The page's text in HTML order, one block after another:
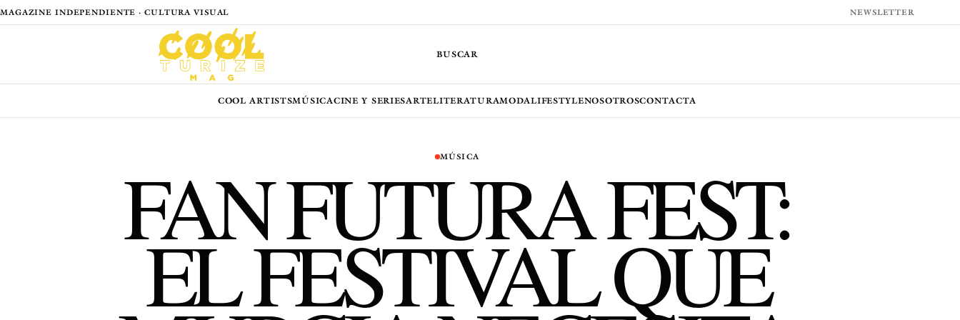
MAGAZINE INDEPENDIENTE · CULTURA VISUAL NEWSLETTER
BUSCAR
COOL ARTISTSMÚSICACINE Y SERIESARTELITERATURAMODALIFESTYLENOSOTROSCONTACTA
MÚSICA
FAN FUTURA FEST:
EL FESTIVAL QUE